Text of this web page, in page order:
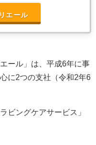
エール
ール」は、平成6年に事
に2つの支社（令和2年6
ビングケアサービス」